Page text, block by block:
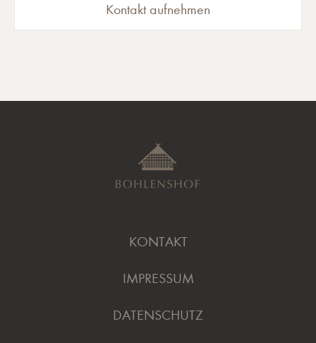
Kontakt aufnehmen
KONTAKT
IMPRESSUM
DATENSCHUTZ